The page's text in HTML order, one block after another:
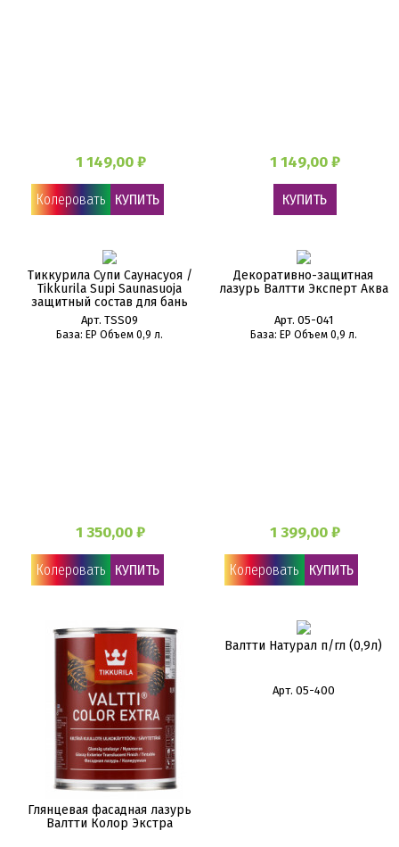
1 149,00 ₽
Колеровать КУПИТЬ
1 149,00 ₽
КУПИТЬ
Тиккурила Супи Саунасуоя /
Tikkurila Supi Saunasuoja
защитный состав для бань
Арт. TSS09
База: EP Объем 0,9 л.
1 350,00 ₽
Колеровать КУПИТЬ
Декоративно-защитная
лазурь Валтти Эксперт Аква
Арт. 05-041
База: EP Объем 0,9 л.
1 399,00 ₽
Колеровать КУПИТЬ
Глянцевая фасадная лазурь
Валтти Колор Экстра
Валтти Натурал п/гл (0,9л)
Арт. 05-400